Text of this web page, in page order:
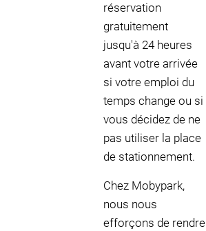
réservation
gratuitement
jusqu'à 24 heures
avant votre arrivée
si votre emploi du
temps change ou si
vous décidez de ne
pas utiliser la place
de stationnement.
Chez Mobypark,
nous nous
efforçons de rendre